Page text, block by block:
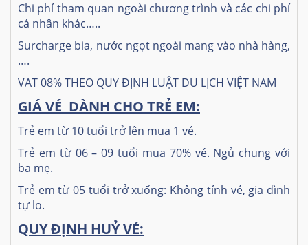
Chi phí tham quan ngoài chương trình và các chi phí
cá nhân khác…..
Surcharge bia, nước ngọt ngoài mang vào nhà hàng,
….
VAT 08% THEO QUY ĐỊNH LUẬT DU LỊCH VIỆT NAM
GIÁ VÉ DÀNH CHO TRẺ EM:
Trẻ em từ 10 tuổi trở lên mua 1 vé.
Trẻ em từ 06 – 09 tuổi mua 70% vé. Ngủ chung với
ba mẹ.
Trẻ em từ 05 tuổi trở xuống: Không tính vé, gia đình
tự lo.
QUY ĐỊNH HUỶ VÉ: